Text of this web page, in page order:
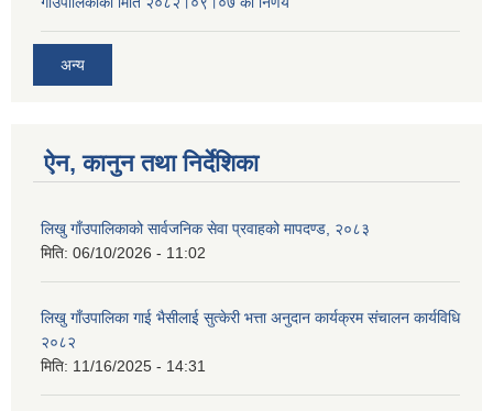
अन्य
ऐन, कानुन तथा निर्देशिका
लिखु गाँउपालिकाको सार्वजनिक सेवा प्रवाहको मापदण्ड, २०८३
मिति: 06/10/2026 - 11:02
लिखु गाँउपालिका गाई भैसीलाई सुत्केरी भत्ता अनुदान कार्यक्रम संचालन कार्यविधि
२०८२
मिति: 11/16/2025 - 14:31